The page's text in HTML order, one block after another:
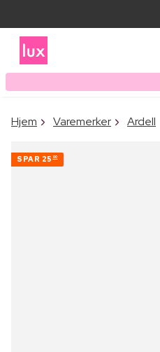
Hjem Varemerker Ardell
SPAR 25 00